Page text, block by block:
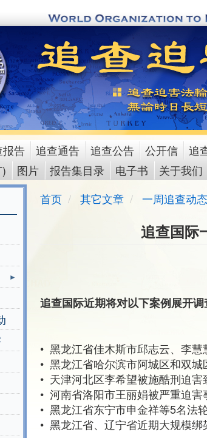
告 追查通告 追查公告 公开信 追
图片 报告集目录 电子书 关于我们
首页 其它文章 一周追查动态
追查国际
追查国际近期将对以下案例展开调
• 黑龙江省佳木斯市邱志云、李
• 黑龙江省哈尔滨市阿城区和双
• 天津河北区李希望被施酷刑迫害
• 河南省洛阳市王丽娟被严重迫害
• 黑龙江省东宁市申金祥等5名法
• 黑龙江省、辽宁省近期大规模绑